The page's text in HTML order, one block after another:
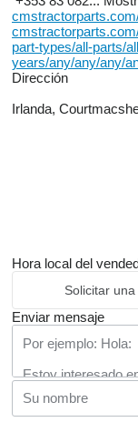
part-types/all-parts/
years/any/any/any/
Dirección
Irlanda,
Hora local del
Solicitar
Enviar mensaje